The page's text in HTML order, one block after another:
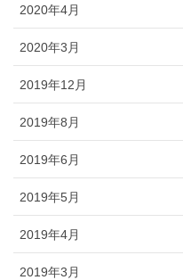
2020年4月
2020年3月
2019年12月
2019年8月
2019年6月
2019年5月
2019年4月
2019年3月